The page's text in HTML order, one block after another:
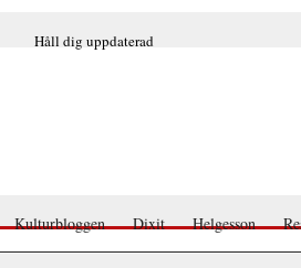
Håll dig uppdaterad
Kulturbloggen Dixit Helgesson